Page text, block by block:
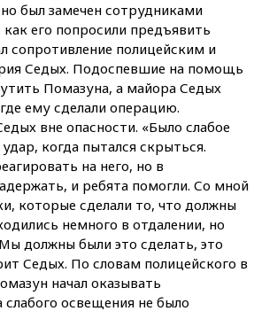
был замечен сотрудниками
его попросили предъявить
сопротивление полицейским и
Седых. Подоспевшие на помощь
Помазуна, а майора Седых
ему сделали операцию.
вне опасности. «Было слабое
когда пытался скрыться.
на него, но в
и ребята помогли. Со мной
которые сделали то, что должны
немного в отдалении, но
должны были это сделать, это
Седых. По словам полицейского в
начал оказывать
слабого освещения не было